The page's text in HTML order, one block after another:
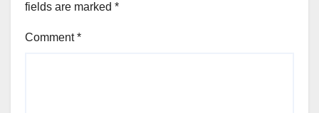
fields are marked *
Comment*